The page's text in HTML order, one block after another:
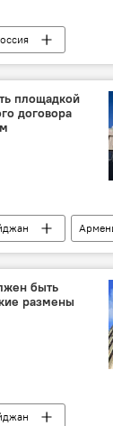
двусторонние
площадкой
договора
быть
размены